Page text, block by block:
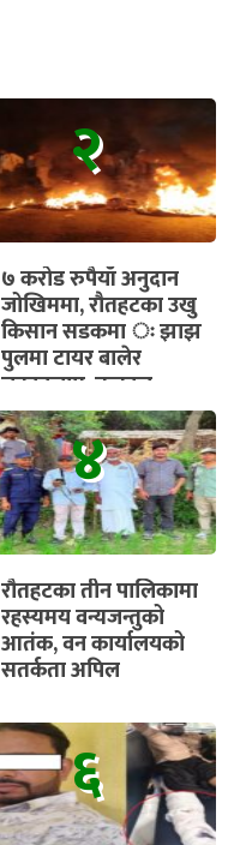
२
७ करोड रुपैयाँ अनुदान
जोखिममा, रौतहटका उखु
किसान सडकमा ः झाझ
पुलमा टायर बालेर
चक्काजाम, तत्काल
भुक्तानी सुनिश्चित गर्न माग
४
रौतहटका तीन पालिकामा
रहस्यमय वन्यजन्तुको
आतंक, वन कार्यालयको
सतर्कता अपिल
६